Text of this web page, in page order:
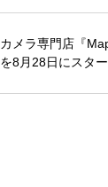
カメラ専門店『
を8月28日にスター